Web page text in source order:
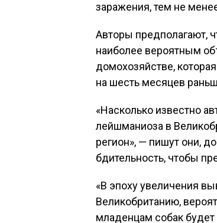
заражения, тем не
Авторы предполагают,
наиболее вероятным
домохозяйстве,
на шесть месяцев
«Насколько известно
лейшманиоза в
регион», — пишут они,
бдительность, чтобы
«В эпоху увеличения
Великобританию,
младенцам собак